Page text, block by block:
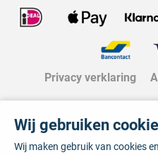
Privacy verklaring
Wij gebruiken
Wij maken gebruik van cookies